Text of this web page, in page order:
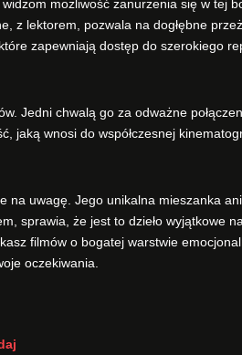
możliwość zanurzenia się w tej
z lektorem, pozwala na dogłębne
zapewniają dostęp do szerokiego
Jedni chwalą go za odważne
jaką wnosi do współczesnej
na uwagę. Jego unikalna mieszanka
sprawia, że jest to dzieło wyjątkowe
filmów o bogatej warstwie
oczekiwania.